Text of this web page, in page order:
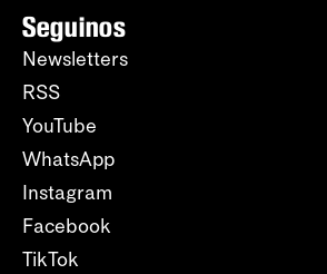
Seguinos
Newsletters
RSS
YouTube
WhatsApp
Instagram
Facebook
TikTok